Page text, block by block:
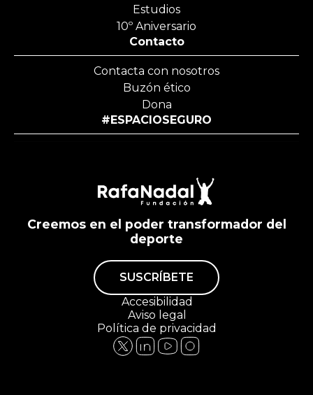
Estudios
10º Aniversario
Contacto
Contacta con nosotros
Buzón ético
Dona
#ESPACIOSEGURO
Creemos en el poder transformador del
deporte
SUSCRÍBETE
Accesibilidad
Aviso legal
Política de privacidad